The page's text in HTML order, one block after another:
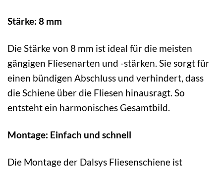
Stärke: 8 mm
Die Stärke von 8 mm ist ideal für die meisten
gängigen Fliesenarten und -stärken. Sie sorgt für
einen bündigen Abschluss und verhindert, dass
die Schiene über die Fliesen hinausragt. So
entsteht ein harmonisches Gesamtbild.
Montage: Einfach und schnell
Die Montage der Dalsys Fliesenschiene ist